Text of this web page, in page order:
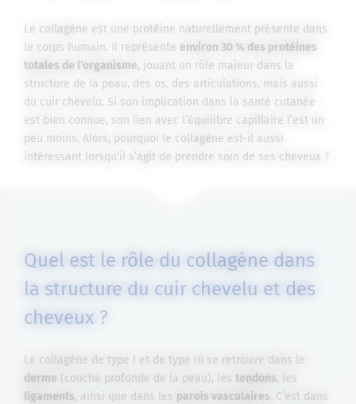
Le collagène est une protéine naturellement présente dans
le corps humain. Il représente environ 30 % des protéines
totales de l’organisme, jouant un rôle majeur dans la
structure de la peau, des os, des articulations, mais aussi
du cuir chevelu. Si son implication dans la santé cutanée
est bien connue, son lien avec l’équilibre capillaire l’est un
peu moins. Alors, pourquoi le collagène est-il aussi
intéressant lorsqu’il s’agit de prendre soin de ses cheveux ?
Quel est le rôle du collagène dans
la structure du cuir chevelu et des
cheveux ?
Le collagène de type I et de type III se retrouve dans le
derme (couche profonde de la peau), les tendons, les
ligaments, ainsi que dans les parois vasculaires. C’est dans